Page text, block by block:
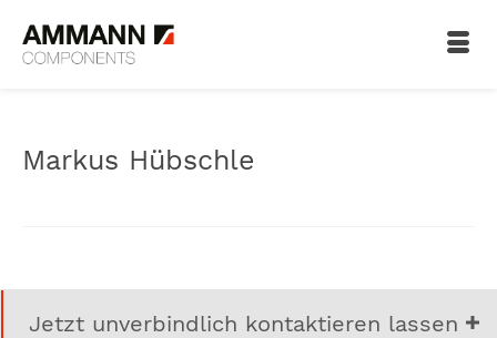
Markus Hübschle
Jetzt unverbindlich kontaktieren lassen